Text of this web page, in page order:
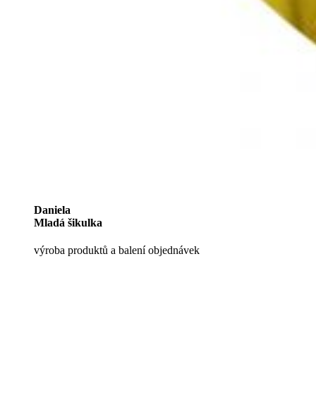
Daniela
Mladá šikulka
výroba produktů a balení objednávek